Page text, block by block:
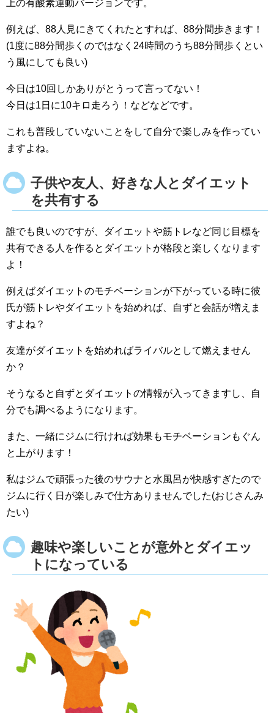
上の有酸素運動バージョンです。
例えば、88人見にきてくれたとすれば、88分間歩きます！
(1度に88分間歩くのではなく24時間のうち88分間歩くとい
う風にしても良い)
今日は10回しかありがとうって言ってない！
今日は1日に10キロ走ろう！などなどです。
これも普段していないことをして自分で楽しみを作ってい
ますよね。
子供や友人、好きな人とダイエット
を共有する
誰でも良いのですが、ダイエットや筋トレなど同じ目標を
共有できる人を作るとダイエットが格段と楽しくなります
よ！
例えばダイエットのモチベーションが下がっている時に彼
氏が筋トレやダイエットを始めれば、自ずと会話が増えま
すよね？
友達がダイエットを始めればライバルとして燃えません
か？
そうなると自ずとダイエットの情報が入ってきますし、自
分でも調べるようになります。
また、一緒にジムに行ければ効果もモチベーションもぐん
と上がります！
私はジムで頑張った後のサウナと水風呂が快感すぎたので
ジムに行く日が楽しみで仕方ありませんでした(おじさんみ
たい)
趣味や楽しいことが意外とダイエッ
トになっている